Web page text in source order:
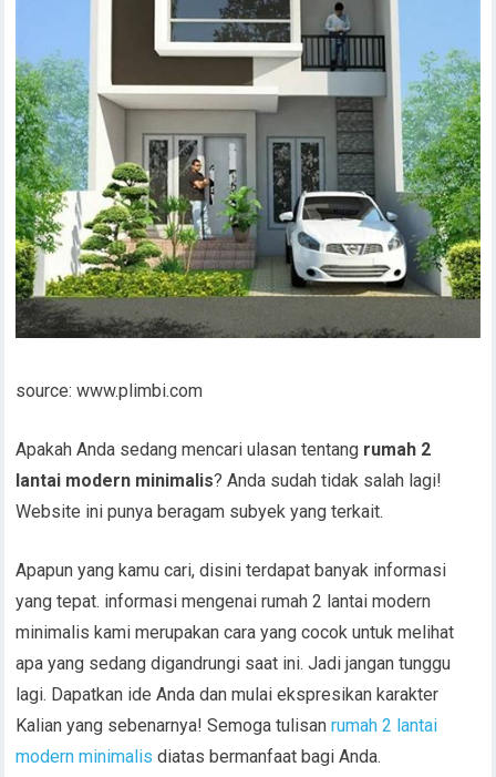
source: www.plimbi.com
Apakah Anda sedang mencari ulasan tentang rumah 2
lantai modern minimalis? Anda sudah tidak salah lagi!
Website ini punya beragam subyek yang terkait.
Apapun yang kamu cari, disini terdapat banyak informasi
yang tepat. informasi mengenai rumah 2 lantai modern
minimalis kami merupakan cara yang cocok untuk melihat
apa yang sedang digandrungi saat ini. Jadi jangan tunggu
lagi. Dapatkan ide Anda dan mulai ekspresikan karakter
Kalian yang sebenarnya! Semoga tulisanrumah 2 lantai
modern minimalisdiatas bermanfaat bagi Anda.